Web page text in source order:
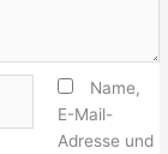
Name,
E-Mail-
Adresse und